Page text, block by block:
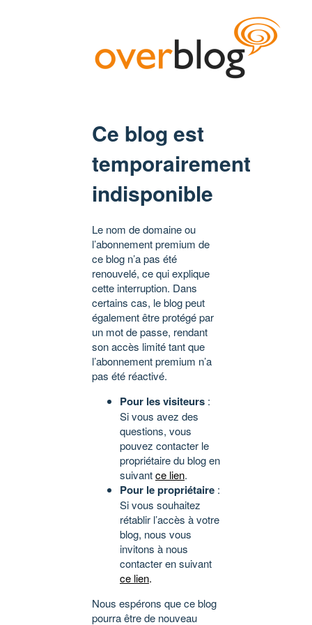
Ce blog est
temporairement
indisponible
Le nom de domaine ou
l’abonnement premium de
ce blog n’a pas été
renouvelé, ce qui explique
cette interruption. Dans
certains cas, le blog peut
également être protégé par
un mot de passe, rendant
son accès limité tant que
l’abonnement premium n’a
pas été réactivé.
Pour les visiteurs :
Si vous avez des
questions, vous
pouvez contacter le
propriétaire du blog en
suivantce lien.
Pour le propriétaire :
Si vous souhaitez
rétablir l’accès à votre
blog, nous vous
invitons à nous
contacter en suivant
ce lien.
Nous espérons que ce blog
pourra être de nouveau